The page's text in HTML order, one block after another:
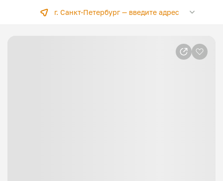
г. Санкт-Петербург —введите адрес